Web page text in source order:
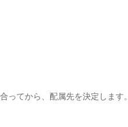
ってから、配属先を決定します。